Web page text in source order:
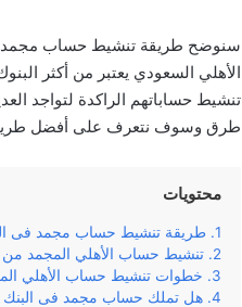
سنوضح طريقة تنشيط حساب مجمد فى
الأهلي السعودي يعتبر من أكثر
تنشيط حساباتهم الراكدة لتواجد
طرق وسوف نتعرف على أفضل طريقة
محتويات
طريقة تنشيط حساب مجمد فى
تنشيط حساب الأهلي المجمد من
خطوات تنشيط حساب الأهلي
هل تملك حساب مجمد فى البنك